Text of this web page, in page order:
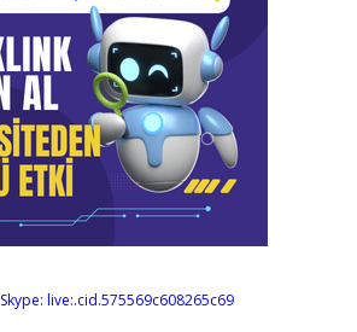
Skype: live:.cid.575569c608265c69